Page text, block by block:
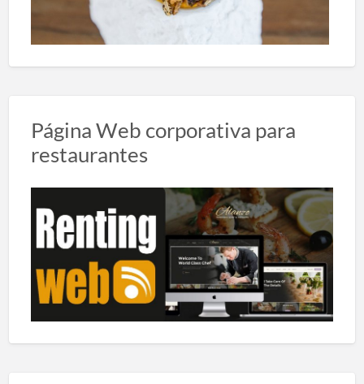
Página Web corporativa para
restaurantes